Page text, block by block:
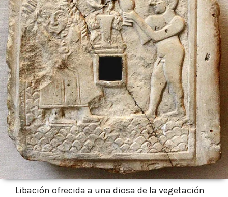
Libación ofrecida a una diosa de la vegetación